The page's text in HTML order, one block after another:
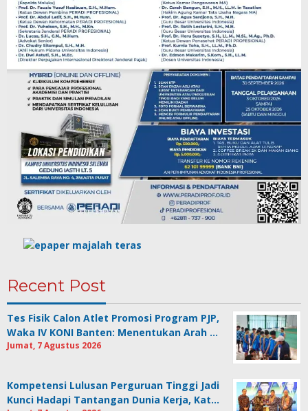
Recent Post
Tes Fisik Calon Atlet Promosi Program PJP,
Waka IV KONI Banten: Menentukan Arah …
Jumat, 7 Agustus 2026
Kompetensi Lulusan Perguruan Tinggi Jadi
Kunci Hadapi Tantangan Dunia Kerja, Kat…